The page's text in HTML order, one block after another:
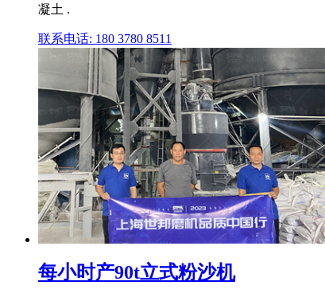
凝土 .
联系电话: 180 3780 8511
每小时产90t立式粉沙机